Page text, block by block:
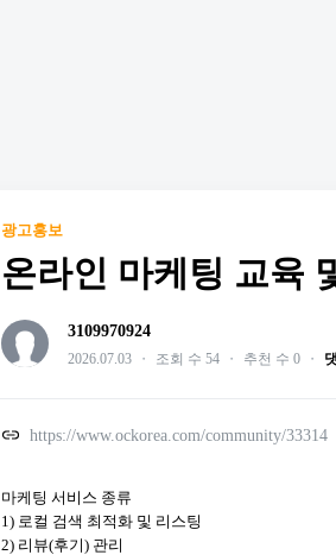
광고홍보
온라인 마케팅 교육
3109970924
2026.07.03 ・ 조회 수 54 ・ 추천 수 0 ・
https://www.ockorea.com/community/33314
마케팅 서비스 종류
1) 로컬 검색 최적화 및 리스팅
2) 리뷰(후기) 관리